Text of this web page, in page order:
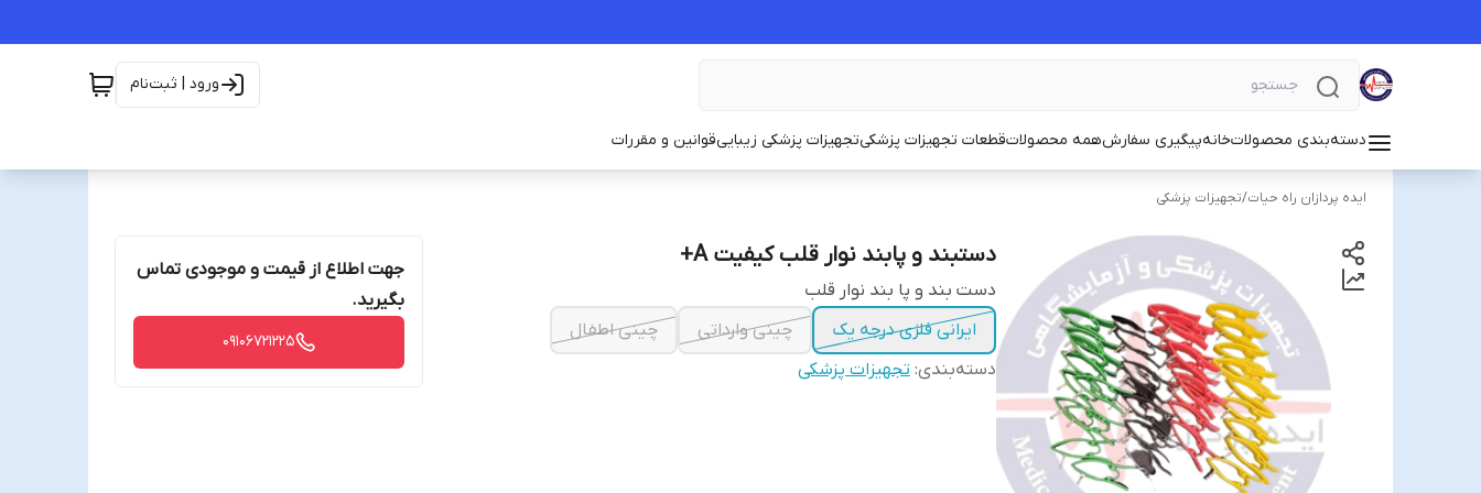
ورود | ثبت‌نام
دسته‌بندی محصولاتخانهپیگیری سفارشهمه محصولاتقطعات تجهیزات پزشکیتجهیزات پزشکی زیباییقوانین و مقررات
ایده پردازان راه حیات/تجهیزات پزشکی
دستبند و پابند نوار قلب کیفیت A+
دست بند و پا بند نوار قلب
ایرانی فلزی درجه یک
چینی وارداتی
چینی اطفال
دسته‌بندی: تجهیزات پزشکی
جهت اطلاع از قیمت و موجودی تماس
بگیرید.
09106721225